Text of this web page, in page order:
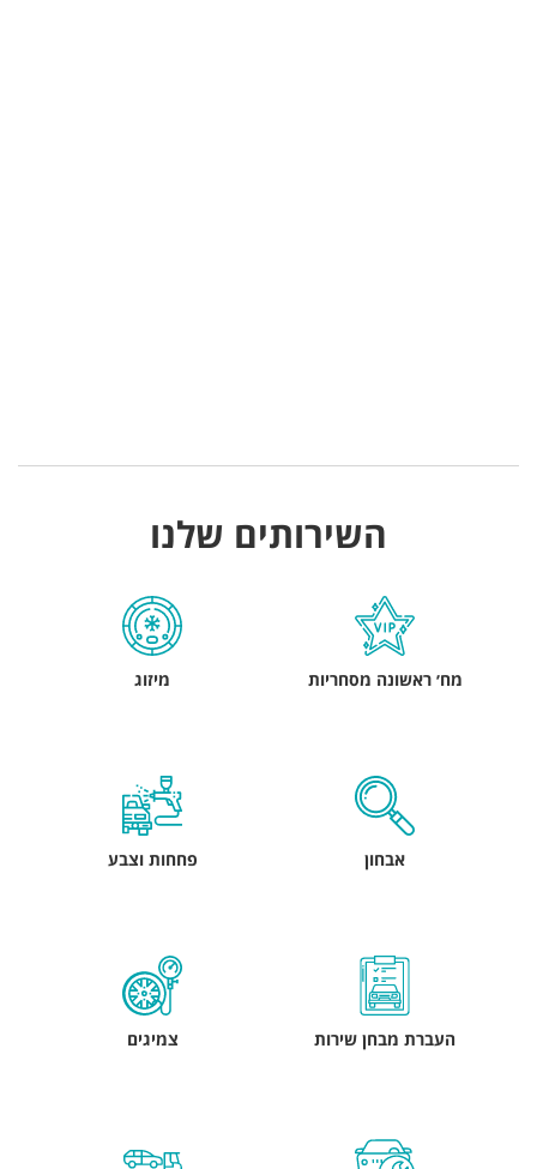
השירותים שלנו
מח׳ ראשונה מסחריות מיזוג
אבחון פחחות וצבע
העברת מבחן שירות צמיגים